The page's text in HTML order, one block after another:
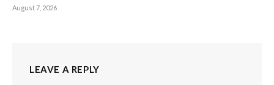
August 7, 2026
LEAVE A REPLY